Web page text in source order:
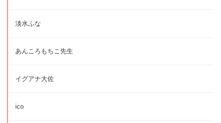
淡水ふな
あんころもちこ先生
イグアナ大佐
ico